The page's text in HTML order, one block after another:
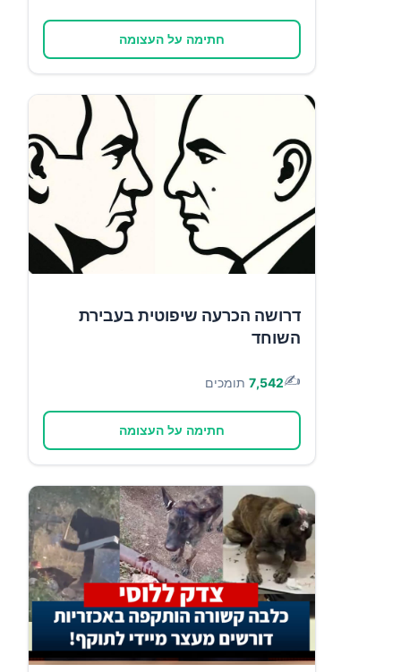
חתימה על העצומה
דרושה הכרעה שיפוטית בעבירת
השוחד
✍️
7,542 תומכים
חתימה על העצומה